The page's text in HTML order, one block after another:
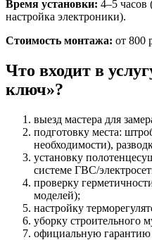
Время установки: 4–5 часов
настройка электроники).
Стоимость монтажа: от 800
Что входит в
ключ»?
выезд мастера для
подготовку места:
необходимости),
установку
системе ГВС/
проверку
моделей);
настройку
уборку строительного
официальную